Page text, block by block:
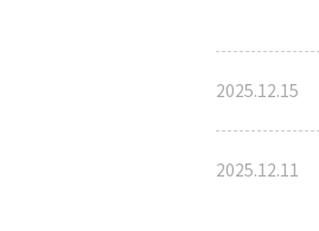
2025.12.15
2025.12.11